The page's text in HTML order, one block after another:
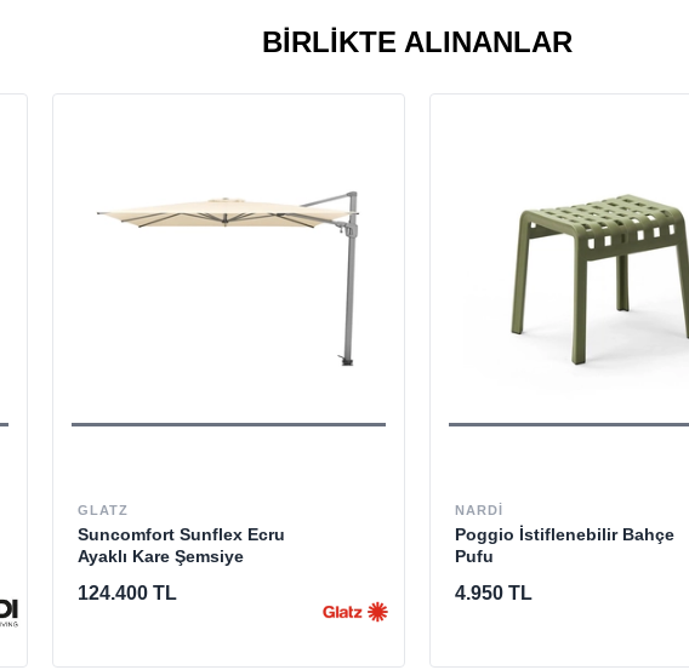
BIRLIKTE ALINANLAR
GLATZ
Suncomfort Sunflex Ecru
Ayaklı Kare Şemsiye
124.400 TL
NARDI
Poggio İstiflenebilir Bahçe
Pufu
4.950 TL